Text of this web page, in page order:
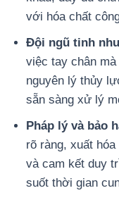
với hóa chất
Đội ngũ tinh
việc tay chân
nguyên lý thủy
sẵn sàng xử lý
Pháp lý và bảo
rõ ràng, xuất
và cam kết duy
suốt thời gian